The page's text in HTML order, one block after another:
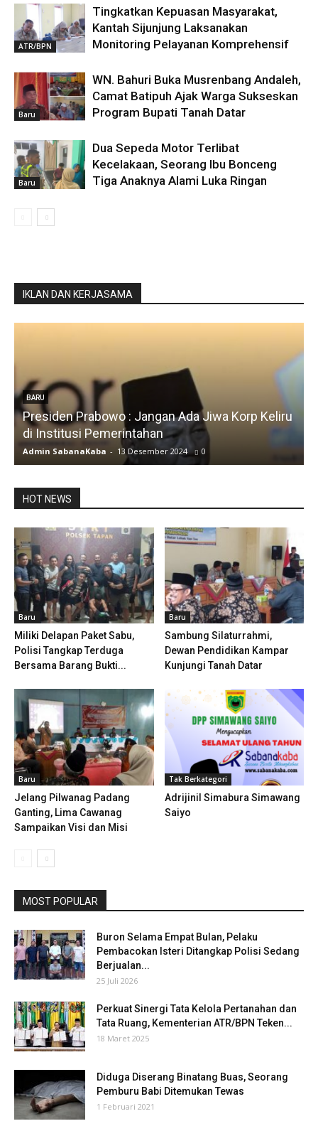
ATR/BPN
Tingkatkan Kepuasan Masyarakat,
Kantah Sijunjung Laksanakan
Monitoring Pelayanan Komprehensif
Baru
WN. Bahuri Buka Musrenbang Andaleh,
Camat Batipuh Ajak Warga Sukseskan
Program Bupati Tanah Datar
Baru
Dua Sepeda Motor Terlibat
Kecelakaan, Seorang Ibu Bonceng
Tiga Anaknya Alami Luka Ringan
IKLAN DAN KERJASAMA
Prabowo : Jangan Ada Jiwa Korp Keliru
Pemerintahan
- 13 Desember 2024 0
BARU
Silfia
Admin
HOT NEWS
Baru
Miliki Delapan Paket Sabu,
Polisi Tangkap Terduga
Bersama Barang Bukti...
Baru
Sambung Silaturrahmi,
Dewan Pendidikan Kampar
Kunjungi Tanah Datar
Baru
Jelang Pilwanag Padang
Ganting, Lima Cawanag
Sampaikan Visi dan Misi
Tak Berkategori
Adrijinil Simabura Simawang
Saiyo
MOST POPULAR
Buron Selama Empat Bulan, Pelaku
Pembacokan Isteri Ditangkap Polisi Sedang
Berjualan...
25 Juli 2026
Perkuat Sinergi Tata Kelola Pertanahan dan
Tata Ruang, Kementerian ATR/BPN Teken...
18 Maret 2025
Diduga Diserang Binatang Buas, Seorang
Pemburu Babi Ditemukan Tewas
1 Februari 2021